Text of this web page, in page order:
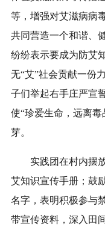
等，增强对艾滋病病
共同营造一个和谐、
纷纷表示要成为防艾
无“艾”社会贡献一份
子们举起右手庄严宣
使“珍爱生命，远离
芽。
实践团在村内摆
艾知识宣传手册；鼓
名字，表明积极参与
带宣传资料，深入田